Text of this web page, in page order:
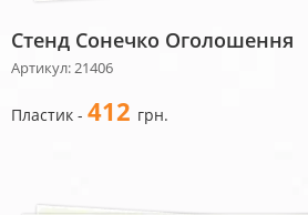
Стенд Сонечко Оголошення
Артикул: 21406
Пластик - 412 грн.